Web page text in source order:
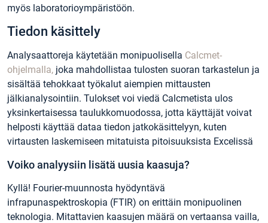
myös laboratorioympäristöön.
Tiedon käsittely
Analysaattoreja käytetään monipuolisella Calcmet-
ohjelmalla, joka mahdollistaa tulosten suoran tarkastelun ja
sisältää tehokkaat työkalut aiempien mittausten
jälkianalysointiin. Tulokset voi viedä Calcmetista ulos
yksinkertaisessa taulukkomuodossa, jotta käyttäjät voivat
helposti käyttää dataa tiedon jatkokäsittelyyn, kuten
virtausten laskemiseen mitatuista pitoisuuksista Excelissä
Voiko analyysiin lisätä uusia kaasuja?
Kyllä! Fourier-muunnosta hyödyntävä
infrapunaspektroskopia (FTIR) on erittäin monipuolinen
teknologia. Mitattavien kaasujen määrä on vertaansa vailla,